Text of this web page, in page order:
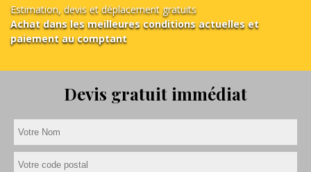
Estimation, devis et déplacement gratuits
Achat dans les meilleures conditions actuelles et
paiement au comptant
Devis gratuit immédiat